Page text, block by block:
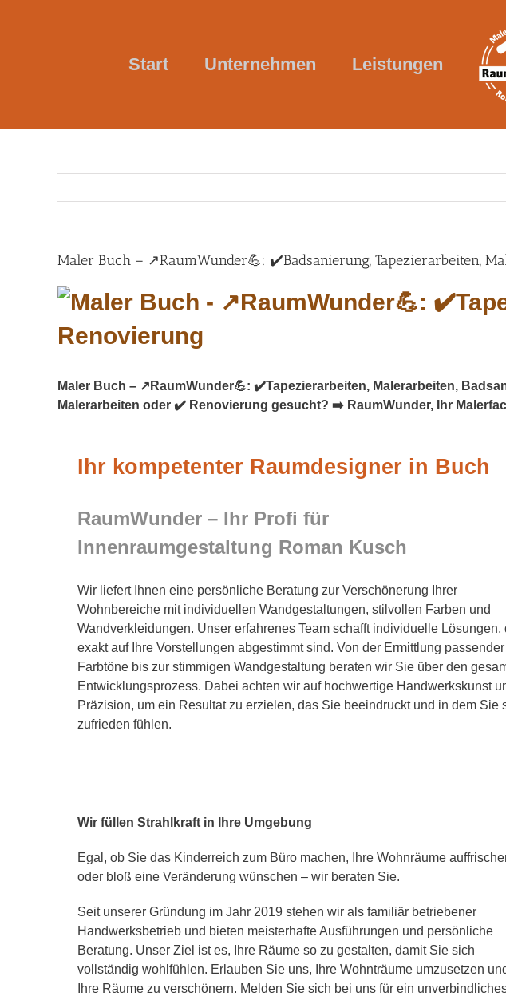
Start Unternehmen Leistungen
Maler Buch – ↗️RaumWunder💪: ✔️Badsanierung, Tapezierarbeiten,
Maler Buch – ↗️RaumWunder💪: ✔️Tapezierarbeiten, Malerarbeiten,
Malerarbeiten oder ✔️ Renovierung gesucht? ➡️ RaumWunder, Ihr
Ihr kompetenter Raumdesigner in Buch
RaumWunder – Ihr Profi für
Innenraumgestaltung Roman Kusch
Wir liefert Ihnen eine persönliche Beratung zur Verschönerung Ihrer
Wohnbereiche mit individuellen Wandgestaltungen, stilvollen Farben und
Wandverkleidungen. Unser erfahrenes Team schafft individuelle Lösungen,
exakt auf Ihre Vorstellungen abgestimmt sind. Von der Ermittlung passender
Farbtöne bis zur stimmigen Wandgestaltung beraten wir Sie über den
Entwicklungsprozess. Dabei achten wir auf hochwertige Handwerkskunst
Präzision, um ein Resultat zu erzielen, das Sie beeindruckt und in dem Sie
zufrieden fühlen.
Wir füllen Strahlkraft in Ihre Umgebung
Egal, ob Sie das Kinderreich zum Büro machen, Ihre Wohnräume
oder bloß eine Veränderung wünschen – wir beraten Sie.
Seit unserer Gründung im Jahr 2019 stehen wir als familiär betriebener
Handwerksbetrieb und bieten meisterhafte Ausführungen und persönliche
Beratung. Unser Ziel ist es, Ihre Räume so zu gestalten, damit Sie sich
vollständig wohlfühlen. Erlauben Sie uns, Ihre Wohnträume umzusetzen
Ihre Räume zu verschönern. Melden Sie sich bei uns für ein